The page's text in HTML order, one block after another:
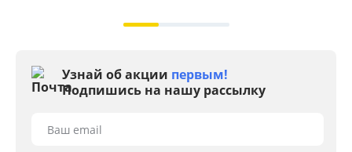
Узнай об акции первым!
Подпишись на нашу рассылку
Ваш email